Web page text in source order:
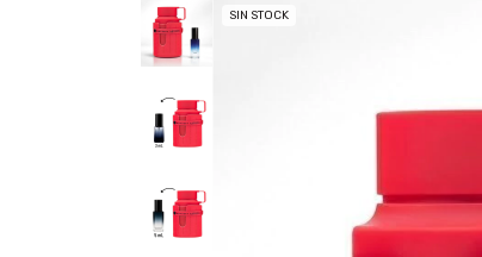
SIN STOCK